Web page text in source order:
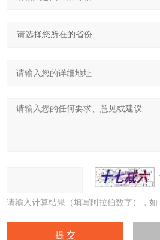
请输入计算结果（填写阿拉伯数字），如